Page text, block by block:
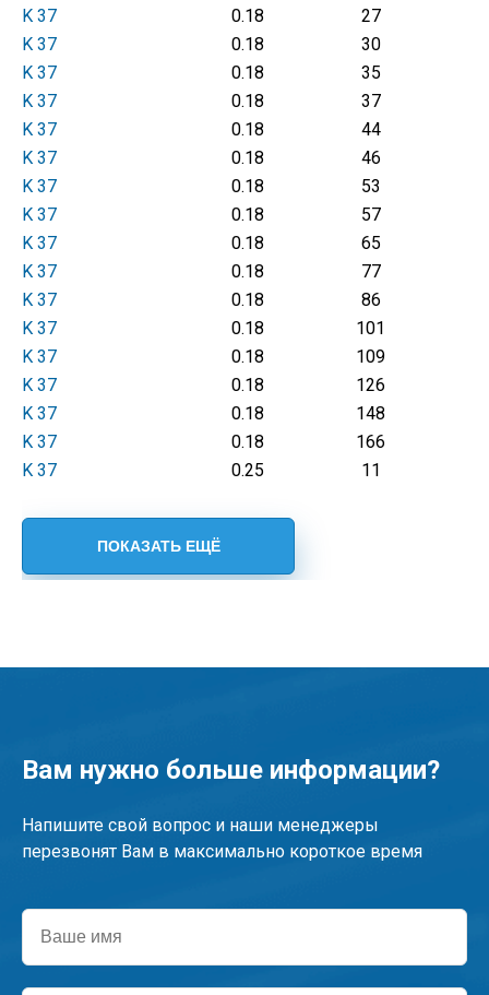
K 37
0.18
27
K 37
0.18
30
K 37
0.18
35
K 37
0.18
37
K 37
0.18
44
K 37
0.18
46
K 37
0.18
53
K 37
0.18
57
K 37
0.18
65
K 37
0.18
77
K 37
0.18
86
K 37
0.18
101
K 37
0.18
109
K 37
0.18
126
K 37
0.18
148
K 37
0.18
166
K 37
0.25 11
Вам нужно больше информации?
Напишите свой вопрос и наши менеджеры
перезвонят Вам в максимально короткое время
имя